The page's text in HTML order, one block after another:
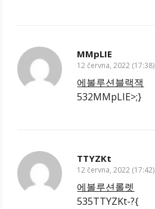
MMpLIE
12 června, 2022 (17:38)
에볼루션블랙잭
532MMpLIE>;}
TTYZKt
12 června, 2022 (17:42)
에볼루션롤렛
535TTYZKt-?{